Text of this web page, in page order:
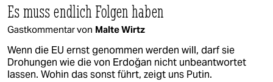
Es muss endlich Folgen haben
Gastkommentar von Malte Wirtz
Wenn die EU ernst genommen werden will, darf sie
Drohungen wie die von Erdoğan nicht unbeantwortet
lassen. Wohin das sonst führt, zeigt uns Putin.